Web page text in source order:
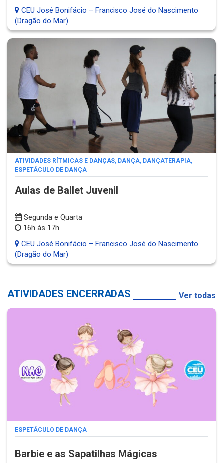
CEU José Bonifácio – Francisco José do Nascimento
(Dragão do Mar)
ATIVIDADES RÍTMICAS E DANÇAS, DANÇA, DANÇATERAPIA,
ESPETÁCULO DE DANÇA
Aulas de Ballet Juvenil
Segunda e Quarta
16h às 17h
CEU José Bonifácio – Francisco José do Nascimento
(Dragão do Mar)
ATIVIDADES ENCERRADAS Ver todas
ESPETÁCULO DE DANÇA
Barbie e as Sapatilhas Mágicas